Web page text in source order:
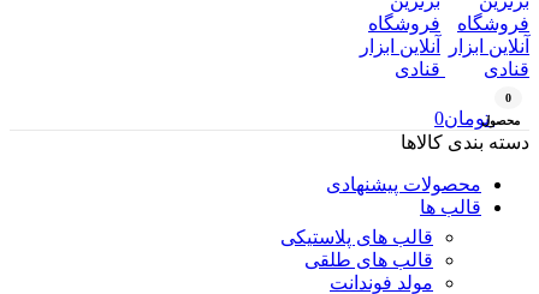
0
محصولتومان0
دسته بندی کالاها
محصولات پیشنهادی
قالب ها
قالب های پلاستیکی
قالب های طلقی
مولد فوندانت